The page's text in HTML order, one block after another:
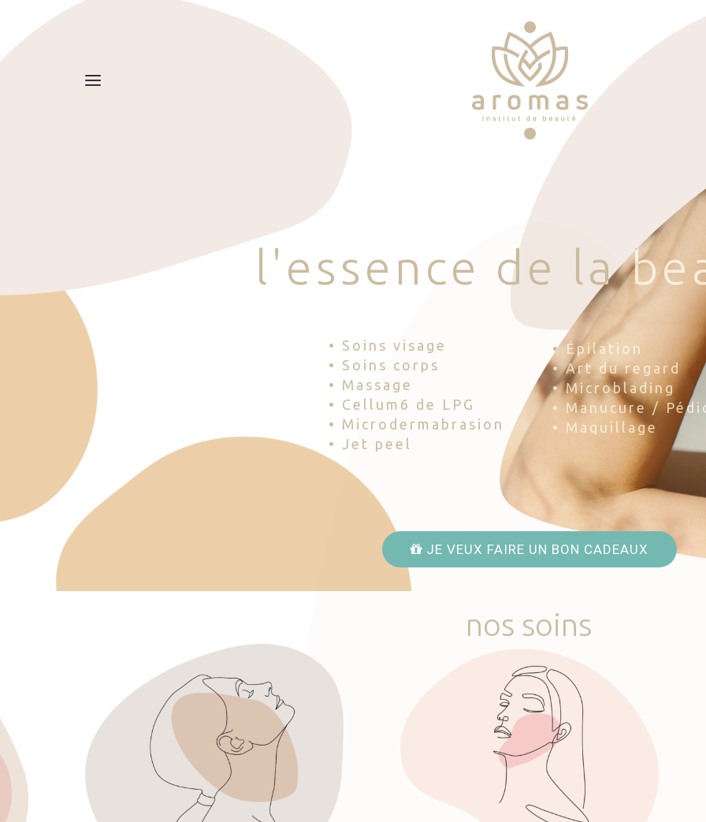
l 'esse nce d e la be
• Soins visage
• Soins corps
• Massage
• Cellum6 de LPG
• Microdermabrasion
• Jet peel
• Épilation
• Art du regard
• Microblading
• Manucure /
• Maquillage
JE VEUX FAIRE UN BON CADEAUX
nos soins